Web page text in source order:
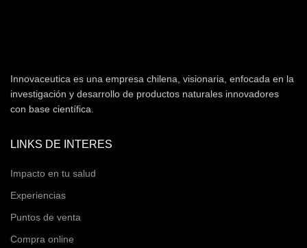
Innovaceutica es una empresa chilena, visionaria, enfocada en la
investigación y desarrollo de productos naturales innovadores
con base científica.
LINKS DE INTERES
Impacto en tu salud
Experiencias
Puntos de venta
Compra online